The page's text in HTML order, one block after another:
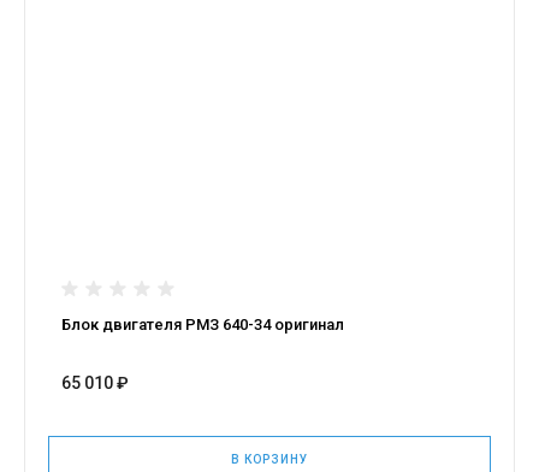
Блок двигателя РМЗ 640-34 оригинал
65 010 ₽
В КОРЗИНУ